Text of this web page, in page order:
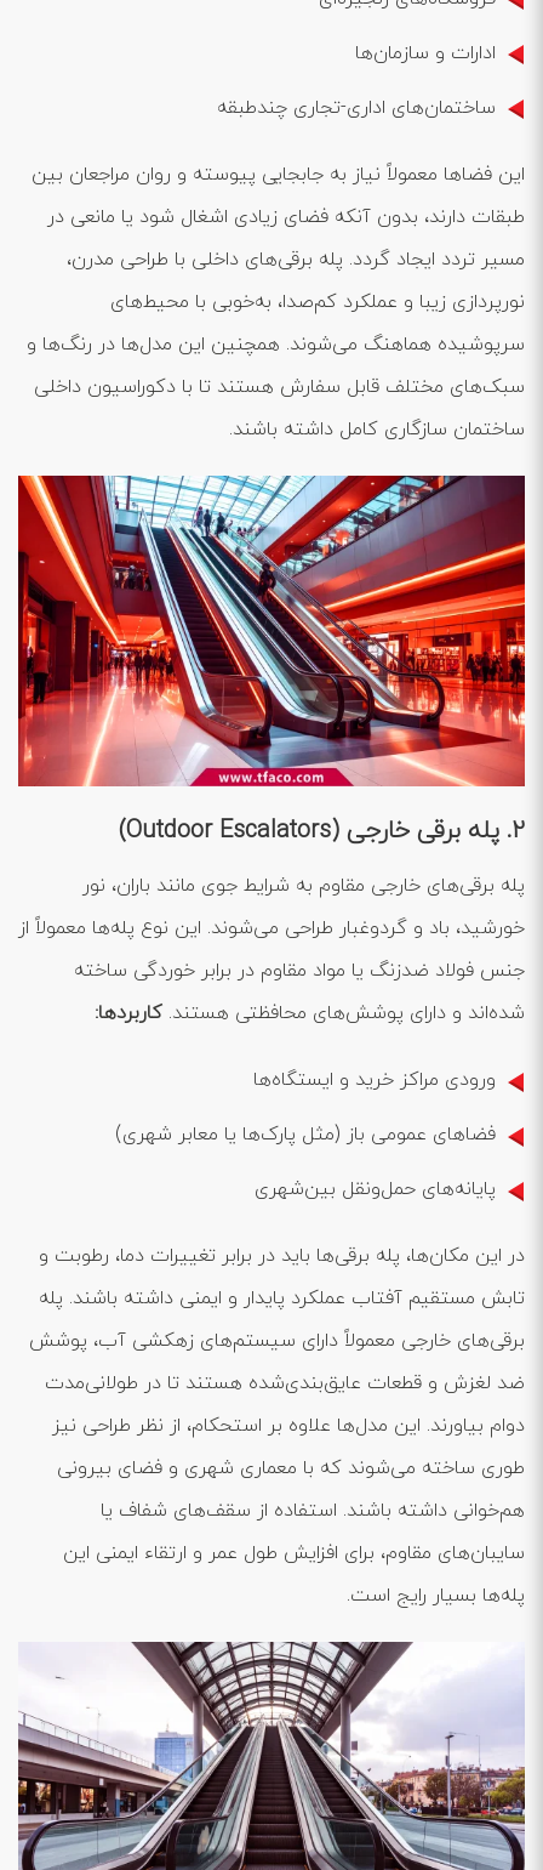
ادارات و سازمان‌ها
ساختمان‌های اداری-تجاری چندطبقه
این فضاها معمولاً نیاز به جابجایی پیوسته و روان مراجعان بین
طبقات دارند، بدون آنکه فضای زیادی اشغال شود یا مانعی در
مسیر تردد ایجاد گردد. پله برقی‌های داخلی با طراحی مدرن،
نورپردازی زیبا و عملکرد کم‌صدا، به‌خوبی با محیط‌های
سرپوشیده هماهنگ می‌شوند. همچنین این مدل‌ها در رنگ‌ها و
سبک‌های مختلف قابل سفارش هستند تا با دکوراسیون داخلی
ساختمان سازگاری کامل داشته باشند.
2. پله برقی خارجی (Outdoor Escalators)
پله‌ برقی‌های خارجی مقاوم به شرایط جوی مانند باران، نور
خورشید، باد و گردوغبار طراحی می‌شوند. این نوع پله‌ها معمولاً از
جنس فولاد ضدزنگ یا مواد مقاوم در برابر خوردگی ساخته
شده‌اند و دارای پوشش‌های محافظتی هستند. کاربردها:
ورودی مراکز خرید و ایستگاه‌ها
فضاهای عمومی باز (مثل پارک‌ها یا معابر شهری)
پایانه‌های حمل‌ونقل بین‌شهری
در این مکان‌ها، پله برقی‌ها باید در برابر تغییرات دما، رطوبت و
تابش مستقیم آفتاب عملکرد پایدار و ایمنی داشته باشند. پله
برقی‌های خارجی معمولاً دارای سیستم‌های زهکشی آب، پوشش
ضد لغزش و قطعات عایق‌بندی‌شده هستند تا در طولانی‌مدت
دوام بیاورند. این مدل‌ها علاوه بر استحکام، از نظر طراحی نیز
طوری ساخته می‌شوند که با معماری شهری و فضای بیرونی
هم‌خوانی داشته باشند. استفاده از سقف‌های شفاف یا
سایبان‌های مقاوم، برای افزایش طول عمر و ارتقاء ایمنی این
پله‌ها بسیار رایج است.